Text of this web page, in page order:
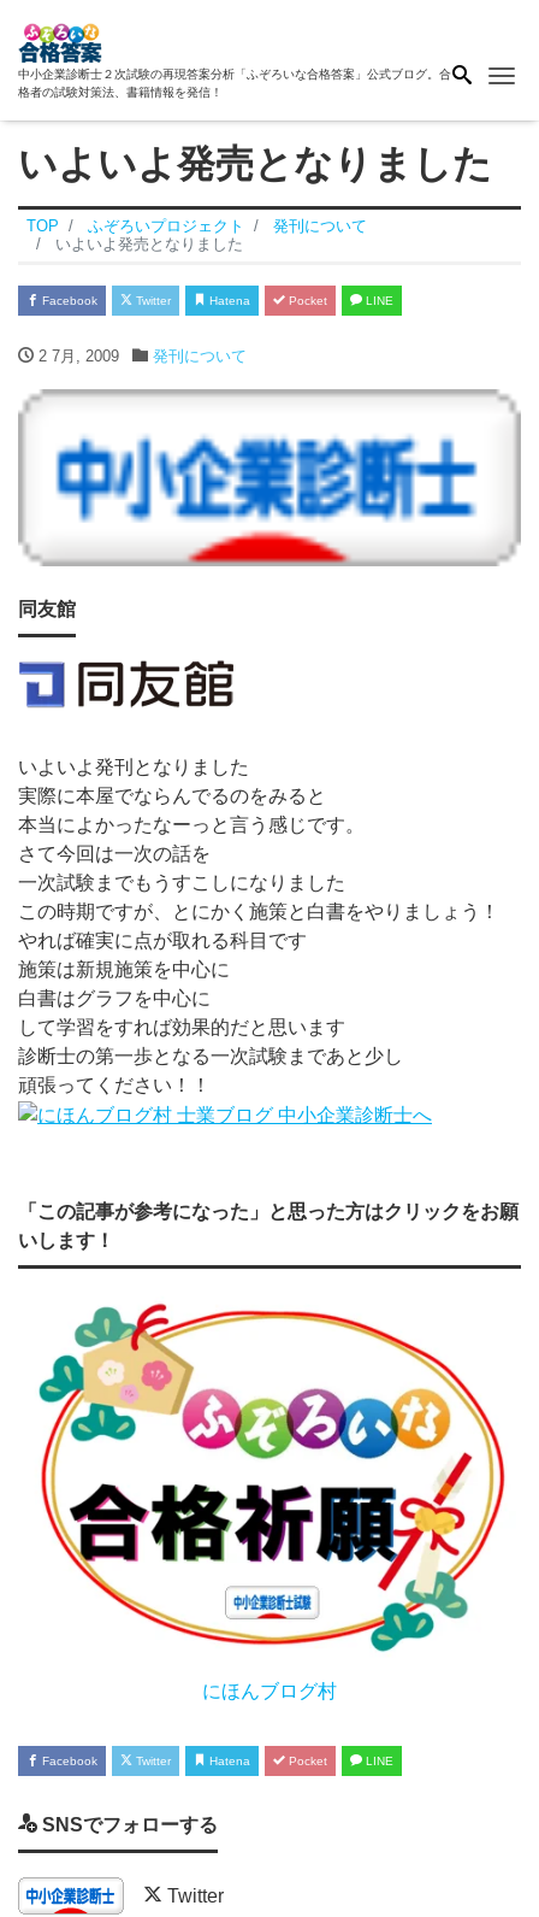
中小企業診断士２次試験の再現答案分析「ふぞろいな合格答案」公式ブログ。合
格者の試験対策法、書籍情報を発信！
いよいよ発売となりました
TOP ふぞろいプロジェクト
発刊について
いよいよ発売となりました
Facebook Twitter Hatena Pocket LINE
2 7月, 2009 発刊について
同友館
いよいよ発刊となりました
実際に本屋でならんでるのをみると
本当によかったなーっと言う感じです。
さて今回は一次の話を
一次試験までもうすこしになりました
この時期ですが、とにかく施策と白書をやりましょう！
やれば確実に点が取れる科目です
施策は新規施策を中心に
白書はグラフを中心に
して学習をすれば効果的だと思います
診断士の第一歩となる一次試験まであと少し
頑張ってください！！
「この記事が参考になった」と思った方はクリックをお願
いします！
にほんブログ村
Facebook Twitter Hatena Pocket LINE
SNSでフォローする
Twitter